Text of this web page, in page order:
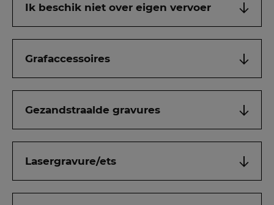
Ik beschik niet over eigen vervoer
Grafaccessoires
Gezandstraalde gravures
Lasergravure/ets